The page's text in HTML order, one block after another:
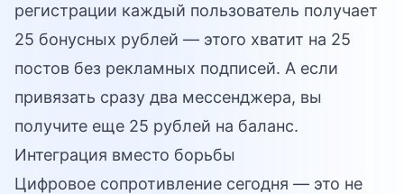
регистрации каждый пользователь получает
25 бонусных рублей — этого хватит на 25
постов без рекламных подписей. А если
привязать сразу два мессенджера, вы
получите еще 25 рублей на баланс.
Интеграция вместо борьбы
Цифровое сопротивление сегодня — это не